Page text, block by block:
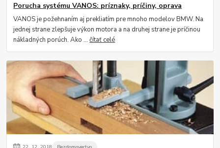
Porucha systému VANOS: príznaky, príčiny, oprava
VANOS je požehnaním aj prekliatím pre mnoho modelov BMW. Na
jednej strane zlepšuje výkon motora a na druhej strane je príčinou
nákladných porúch. Ako ...čítať celé